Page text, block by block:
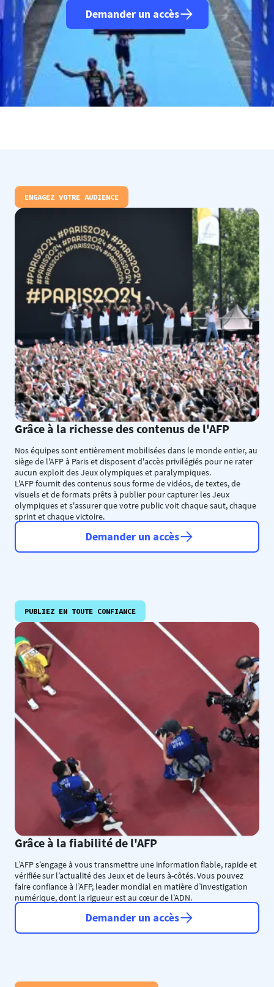
Demander un accès
ENGAGEZ VOTRE AUDIENCE
Grâce à la richesse des contenus de l'AFP
Nos équipes sont entièrement mobilisées dans le monde entier, au
siège de l'AFP à Paris et disposent d'accès privilégiés pour ne rater
aucun exploit des Jeux olympiques et paralympiques.
L'AFP fournit des contenus sous forme de vidéos, de textes, de
visuels et de formats prêts à publier pour capturer les Jeux
olympiques et s'assurer que votre public voit chaque saut, chaque
sprint et chaque victoire.
Demander un accès
PUBLIEZ EN TOUTE CONFIANCE
Grâce à la fiabilité de l'AFP
L’AFP s’engage à vous transmettre une information fiable, rapide et
vérifiée sur l’actualité des Jeux et de leurs à-côtés. Vous pouvez
faire confiance à l’AFP, leader mondial en matière d’investigation
numérique, dont la rigueur est au cœur de l’ADN.
Demander un accès